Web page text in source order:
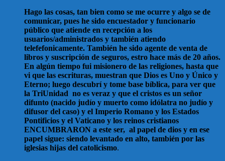
Hago las cosas, tan bien como se me ocurre y algo se de
comunicar, pues he sido encuestador y funcionario
público que atiende en recepción a los
usuarios/administrados y también atiendo
telefefonicamente. También he sido agente de venta de
libros y suscripción de seguros, estro hace más de 20 años.
En algún tiempo fui misionero de las religiones, hasta que
vi que las escrituras, muestran que Dios es Uno y Único y
Eterno; luego descubrí y tome base bíblica, para ver que
la TriUnidad no es veraz y que el cristos es un señor
difunto (nacido judío y muerto como idólatra no judío y
difusor del caso) y el Imperio Romano y los Estados
Pontificios y el Vaticano y los reinos cristianos
ENCUMBRARON a este ser, al papel de dios y en ese
papel sigue: siendo levantado en alto, también por las
iglesias hijas del catolicismo.